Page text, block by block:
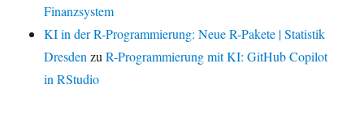
Finanzsystem
KI in der R-Programmierung: Neue R-Pakete | Statistik
Dresden zuR-Programmierung mit KI: GitHub Copilot
in RStudio